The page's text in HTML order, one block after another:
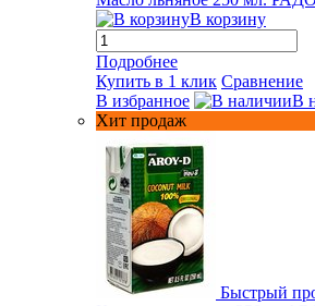
В корзину
Подробнее
Купить в 1 клик Сравнение
В избранное
В
Хит продаж
Быстрый